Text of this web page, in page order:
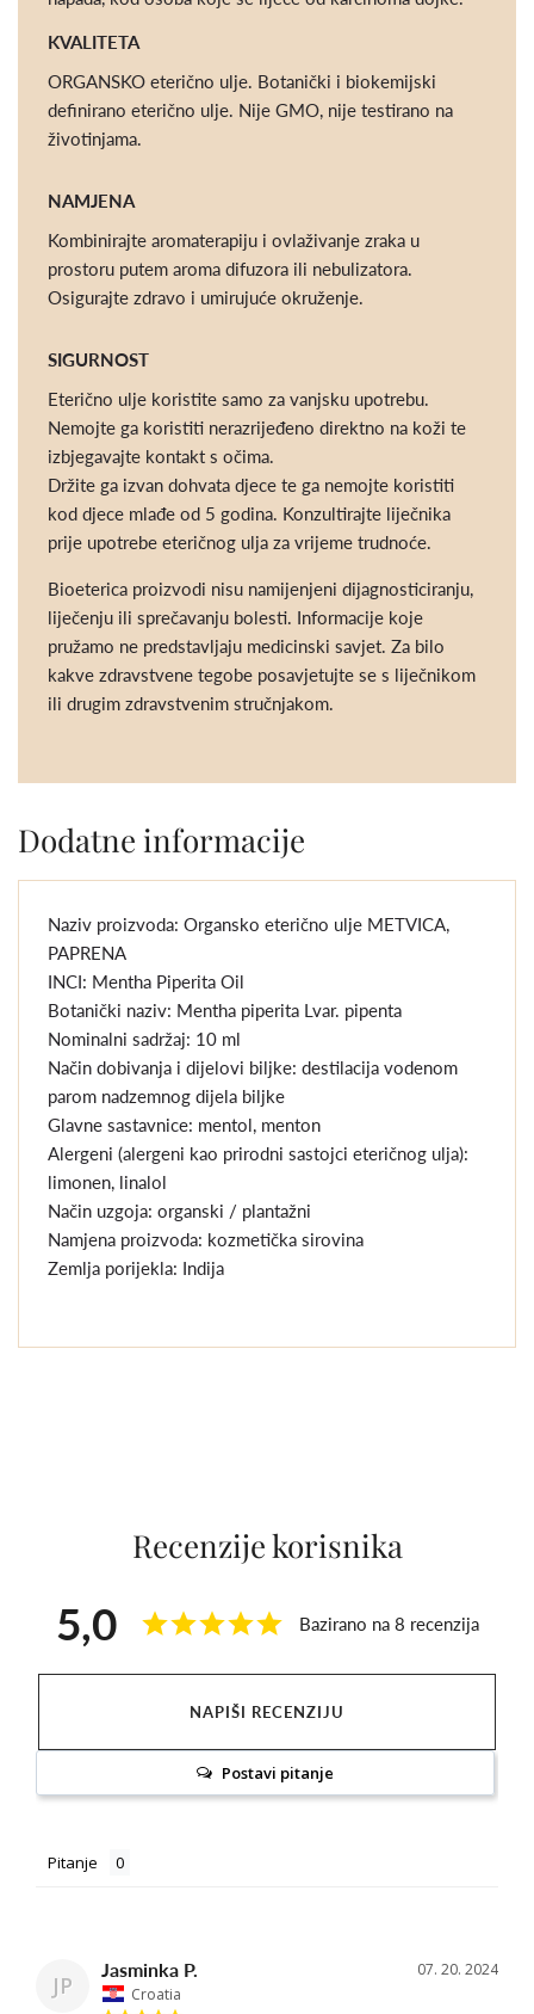
KVALITETA
ORGANSKO eterično ulje. Botanički i biokemijski
definirano eterično ulje. Nije GMO, nije testirano na
životinjama.
NAMJENA
Kombinirajte aromaterapiju i ovlaživanje zraka u
prostoru putem aroma difuzora ili nebulizatora.
Osigurajte zdravo i umirujuće okruženje.
SIGURNOST
Eterično ulje koristite samo za vanjsku upotrebu.
Nemojte ga koristiti nerazrijeđeno direktno na koži te
izbjegavajte kontakt s očima.
Držite ga izvan dohvata djece te ga nemojte koristiti
kod djece mlađe od 5 godina. Konzultirajte liječnika
prije upotrebe eteričnog ulja za vrijeme trudnoće.
Bioeterica proizvodi nisu namijenjeni dijagnosticiranju,
liječenju ili sprečavanju bolesti. Informacije koje
pružamo ne predstavljaju medicinski savjet. Za bilo
kakve zdravstvene tegobe posavjetujte se s liječnikom
ili drugim zdravstvenim stručnjakom.
Dodatne informacije
Naziv proizvoda: Organsko eterično ulje METVICA,
PAPRENA
INCI: Mentha Piperita Oil
Botanički naziv: Mentha piperita Lvar. pipenta
Nominalni sadržaj: 10 ml
Način dobivanja i dijelovi biljke: destilacija vodenom
parom nadzemnog dijela biljke
Glavne sastavnice: mentol, menton
Alergeni (alergeni kao prirodni sastojci eteričnog ulja):
limonen, linalol
Način uzgoja: organski / plantažni
Namjena proizvoda: kozmetička sirovina
Zemlja porijekla: Indija
Recenzije korisnika
5,0 Bazirano na 8 recenzija
NAPIŠI RECENZIJU
Postavi pitanje
Pitanje
JP
07. 20. 2024
Jasminka P.
Croatia